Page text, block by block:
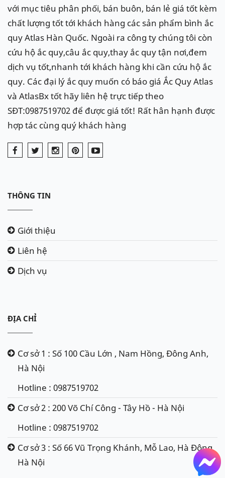
với mục tiêu phân phối, bán buôn, bán lẻ giá tốt kèm
chất lượng tốt tới khách hàng các sản phẩm bình ắc
quy Atlas Hàn Quốc. Ngoài ra công ty chúng tôi còn
cứu hộ ắc quy,câu ắc quy,thay ắc quy tận nơi,đem
dịch vụ tốt,nhanh tới khách hàng khi cần cứu hộ ắc
quy. Các đại lý ắc quy muốn có báo giá Ắc Quy Atlas
và AtlasBx tốt hãy liên hệ trực tiếp theo
SĐT:0987519702 để được giá tốt! Rất hân hạnh được
hợp tác cùng quý khách hàng
THÔNG TIN
Giới thiệu
Liên hệ
Dịch vụ
ĐỊA CHỈ
Cơ sở 1 : Số 100 Cầu Lớn , Nam Hồng, Đông Anh,
Hà Nội
Hotline : 0987519702
Cơ sở 2 : 200 Võ Chí Công - Tây Hồ - Hà Nội
Hotline : 0987519702
Cơ sở 3 : Số 66 Vũ Trọng Khánh, Mỗ Lao, Hà Đông,
Hà Nội